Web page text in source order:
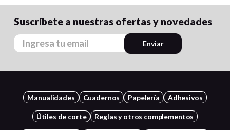
Suscríbete a nuestras ofertas y novedades
Enviar
Manualidades Cuadernos Papelería Adhesivos
Útiles de corte Reglas y otros complementos